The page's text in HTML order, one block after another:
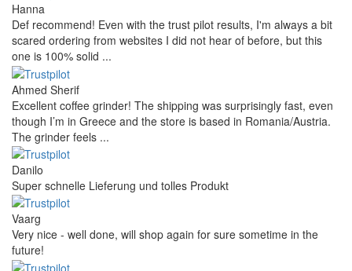
Hanna
Def recommend! Even with the trust pilot results, I'm always a bit
scared ordering from websites I did not hear of before, but this
one is 100% solid ...
Ahmed Sherif
Excellent coffee grinder! The shipping was surprisingly fast, even
though I’m in Greece and the store is based in Romania/Austria.
The grinder feels ...
Danilo
Super schnelle Lieferung und tolles Produkt
Vaarg
Very nice - well done, will shop again for sure sometime in the
future!